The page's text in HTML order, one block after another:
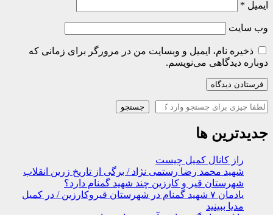
ایمیل *
وب‌ سایت
ذخیره نام، ایمیل و وبسایت من در مرورگر برای زمانی که
دوباره دیدگاهی می‌نویسم.
جستجو جستجو
جدیدترین ها
راز کانال کمیل چیست
شهید محمد رضا رستمی نژاد / برگی از تاریخ زرین انقلاب
شهرستان قیر و کارزین چند شهید گمنام دارد؟
یادمان ۷ شهید گمنام در شهرستان قیروکارزین / در کمیل
مدیا ببینید